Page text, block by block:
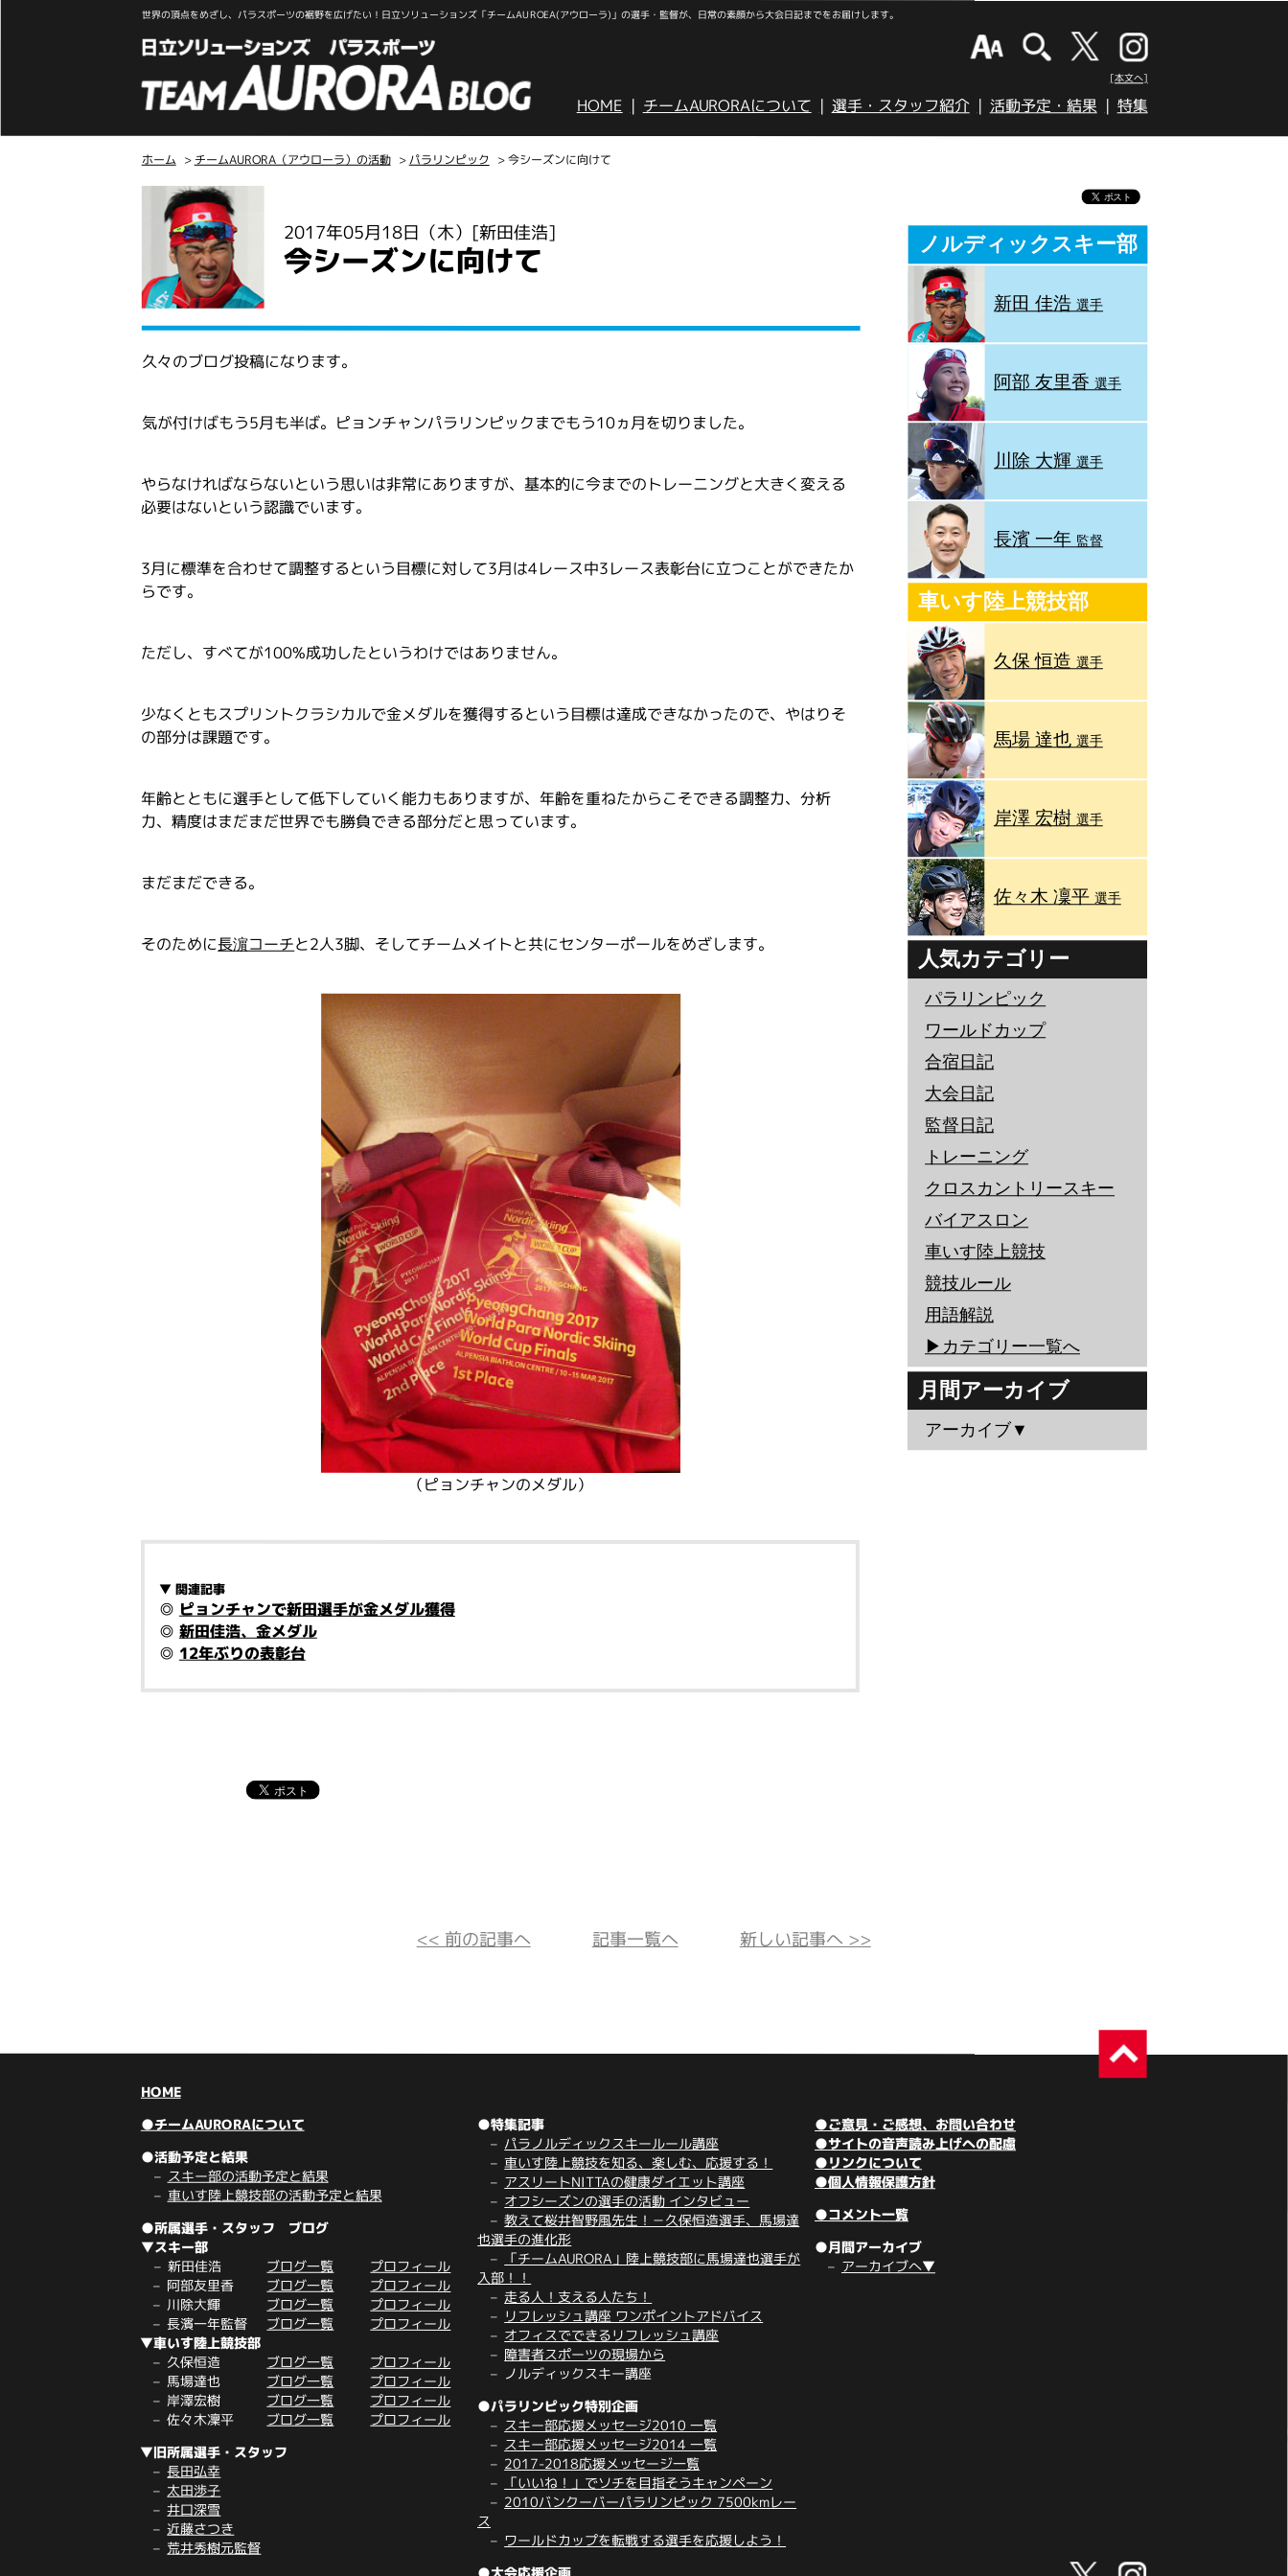
世界の頂点をめざし、パラスポーツの裾野を広げたい！日立ソリューションズ「チームAUROEA(アウローラ)」の選手・監督が、日常の素顔から大会日記までをお届けします。
[本文へ]
HOME チームAURORAについて 選手・スタッフ紹介 活動予定・結果 特集
ホーム > チームAURORA（アウローラ）の活動 >パラリンピック > 今シーズンに向けて
2017年05月18日（木） [新田佳浩]
今シーズンに向けて
久々のブログ投稿になります。
気が付けばもう5月も半ば。ピョンチャンパラリンピックまでもう10ヵ月を切りました。
やらなければならないという思いは非常にありますが、基本的に今までのトレーニングと大きく変える
必要はないという認識でいます。
3月に標準を合わせて調整するという目標に対して3月は4レース中3レース表彰台に立つことができたか
らです。
ただし、すべてが100%成功したというわけではありません。
少なくともスプリントクラシカルで金メダルを獲得するという目標は達成できなかったので、やはりそ
の部分は課題です。
年齢とともに選手として低下していく能力もありますが、年齢を重ねたからこそできる調整力、分析
力、精度はまだまだ世界でも勝負できる部分だと思っています。
まだまだできる。
そのために長濵コーチと2人3脚、そしてチームメイトと共にセンターポールをめざします。
（ピョンチャンのメダル）
▼ 関連記事
◎ ピョンチャンで新田選手が金メダル獲得
◎ 新田佳浩、金メダル
◎ 12年ぶりの表彰台
ノルディックスキー部
新田 佳浩選手
阿部 友里香選手
川除 大輝 選手
長濱 一年 監督
車いす陸上競技部
久保 恒造 選手
馬場 達也 選手
岸澤 宏樹 選手
佐々木 凜平 選手
人気カテゴリー
パラリンピック
ワールドカップ
合宿日記
大会日記
監督日記
トレーニング
クロスカントリースキー
バイアスロン
車いす陸上競技
競技ルール
用語解説
▶︎カテゴリー一覧へ
月間アーカイブ
アーカイブ▼
<< 前の記事へ 記事一覧へ 新しい記事へ >>
HOME
●チームAURORAについて
●活動予定と結果
スキー部の活動予定と結果
車いす陸上競技部の活動予定と結果
●所属選手・スタッフ ブログ
▼スキー部
新田佳浩 ブログ一覧 プロフィール
阿部友里香 ブログ一覧 プロフィール
川除大輝 ブログ一覧
プロフィール
長濱一年監督
ブログ一覧 プロフィール
▼車いす陸上競技部
久保恒造 ブログ一覧 プロフィール
馬場達也 ブログ一覧 プロフィール
岸澤宏樹 ブログ一覧 プロフィール
佐々木凜平 ブログ一覧 プロフィール
▼旧所属選手・スタッフ
長田弘幸
太田渉子
井口深雪
近藤さつき
荒井秀樹元監督
●特集記事
パラノルディックスキールール講座
車いす陸上競技を知る、楽しむ、応援する！
アスリートNITTAの健康ダイエット講座
オフシーズンの選手の活動 インタビュー
教えて桜井智野風先生！－久保恒造選手、馬場達
也選手の進化形
「チームAURORA」陸上競技部に馬場達也選手が
入部！！
走る人！支える人たち！
リフレッシュ講座 ワンポイントアドバイス
オフィスでできるリフレッシュ講座
障害者スポーツの現場から
ノルディックスキー講座
●パラリンピック特別企画
スキー部応援メッセージ2010 一覧
スキー部応援メッセージ2014 一覧
2017-2018応援メッセージ一覧
「いいね！」でソチを目指そうキャンペーン
2010バンクーバーパラリンピック 7500kmレー
ス
ワールドカップを転戦する選手を応援しよう！
●ご意見・ご感想、お問い合わせ
●サイトの音声読み上げへの配慮
●リンクについて
●個人情報保護方針
●コメント一覧
●月間アーカイブ
アーカイブへ▼